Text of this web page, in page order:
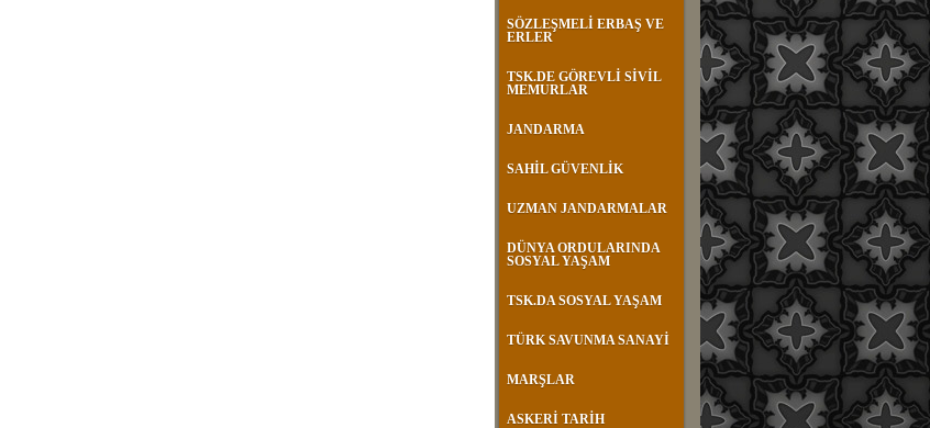
SÖZLEŞMELİ ERBAŞ VE
ERLER
TSK.DE GÖREVLİ SİVİL
MEMURLAR
JANDARMA
SAHİL GÜVENLİK
UZMAN JANDARMALAR
DÜNYA ORDULARINDA
SOSYAL YAŞAM
TSK.DA SOSYAL YAŞAM
TÜRK SAVUNMA SANAYİ
MARŞLAR
ASKERİ TARİH